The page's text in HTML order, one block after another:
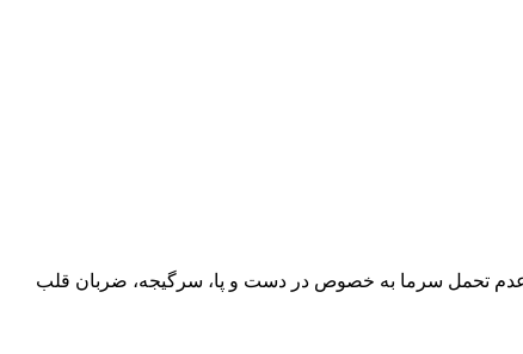
عدم تحمل سرما به خصوص در دست و پا، سرگیجه، ضربان قلب